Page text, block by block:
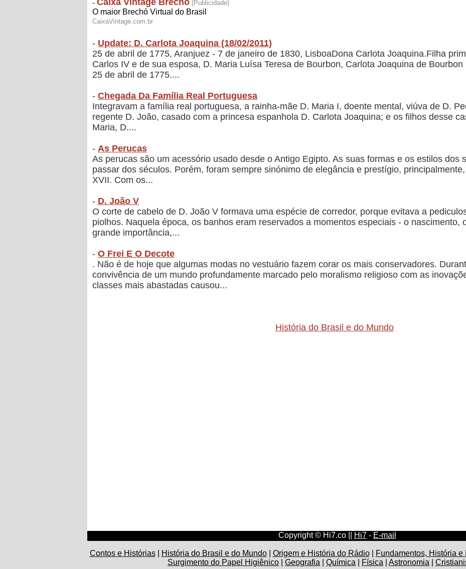
- Update: D. Carlota Joaquina (18/02/2011)
25 de abril de 1775, Aranjuez - 7 de janeiro de 1830, LisboaDona Carlota Joaquina.Filha
Carlos IV e de sua esposa, D. Maria Luísa Teresa de Bourbon, Carlota Joaquina de
25 de abril de 1775....
- Chegada Da Família Real Portuguesa
Integravam a família real portuguesa, a rainha-mãe D. Maria I, doente mental, viúva de D.
regente D. João, casado com a princesa espanhola D. Carlota Joaquina; e os filhos desse
Maria, D....
- As Perucas
As perucas são um acessório usado desde o Antigo Egipto. As suas formas e os estilos dos
passar dos séculos. Porém, foram sempre sinónimo de elegância e prestígio,
XVII. Com os...
- D. João V
O corte de cabelo de D. João V formava uma espécie de corredor, porque evitava a
piolhos. Naquela época, os banhos eram reservados a momentos especiais - o nascimento,
grande importância,...
- O Frei E O Decote
. Não é de hoje que algumas modas no vestuário fazem corar os mais conservadores.
convivência de um mundo profundamente marcado pelo moralismo religioso com as
classes mais abastadas causou...
História do Brasil e do Mundo
Copyright © Hi7.co || Hi7- E-mail
Contos e Histórias História do Brasil e do Mundo Origem e História do Rádio Fundamentos, História
Surgimento do Papel Higiênico
Geografia Química Física Astronomia